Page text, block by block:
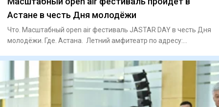
Астане в честь Дня молодёжи
Что. Масштабный open air фестиваль JASTAR DAY в честь Дня
молодёжи. Где. Астана. Летний амфитеатр по адресу: